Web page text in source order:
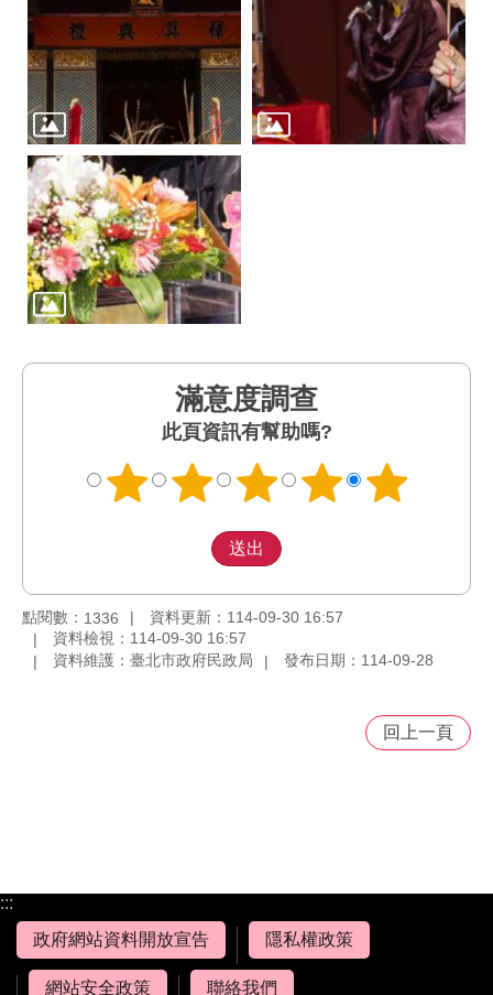
滿意度調查
此頁資訊有幫助嗎?
點閱數： 1336
資料更新：114-09-30 16:57
資料檢視：114-09-30 16:57
資料維護：臺北市政府民政局
發布日期：114-09-28
回上一頁
:::
政府網站資料開放宣告
隱私權政策
網站安全政策 聯絡我們